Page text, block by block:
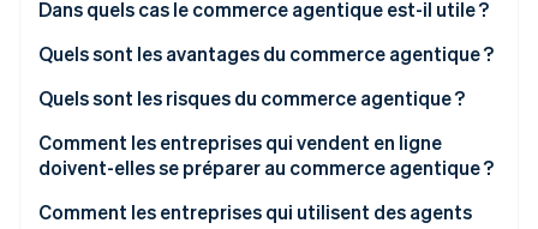
Adaptation face à l’incertitude
Dans quels cas le commerce agentique est-il utile ?
Quels sont les avantages du commerce agentique ?
Quels sont les risques du commerce agentique ?
Comment les entreprises qui vendent en ligne
doivent-elles se préparer au commerce agentique ?
Exposez des données produits structurées
Comment les entreprises qui utilisent des agents